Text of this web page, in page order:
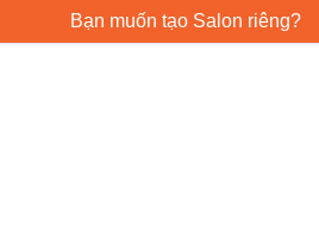
Bạn muốn tạo Salon riêng?